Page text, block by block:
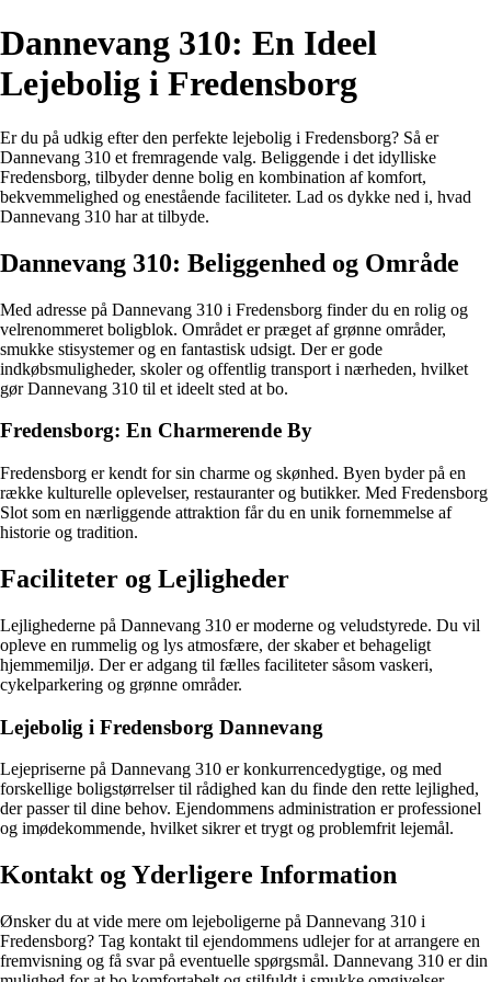
Dannevang 310: En Ideel
Lejebolig i Fredensborg
Er du på udkig efter den perfekte lejebolig i Fredensborg? Så er
Dannevang 310 et fremragende valg. Beliggende i det idylliske
Fredensborg, tilbyder denne bolig en kombination af komfort,
bekvemmelighed og enestående faciliteter. Lad os dykke ned i, hvad
Dannevang 310 har at tilbyde.
Dannevang 310: Beliggenhed og Område
Med adresse på Dannevang 310 i Fredensborg finder du en rolig og
velrenommeret boligblok. Området er præget af grønne områder,
smukke stisystemer og en fantastisk udsigt. Der er gode
indkøbsmuligheder, skoler og offentlig transport i nærheden, hvilket
gør Dannevang 310 til et ideelt sted at bo.
Fredensborg: En Charmerende By
Fredensborg er kendt for sin charme og skønhed. Byen byder på en
række kulturelle oplevelser, restauranter og butikker. Med Fredensborg
Slot som en nærliggende attraktion får du en unik fornemmelse af
historie og tradition.
Faciliteter og Lejligheder
Lejlighederne på Dannevang 310 er moderne og veludstyrede. Du vil
opleve en rummelig og lys atmosfære, der skaber et behageligt
hjemmemiljø. Der er adgang til fælles faciliteter såsom vaskeri,
cykelparkering og grønne områder.
Lejebolig i Fredensborg Dannevang
Lejepriserne på Dannevang 310 er konkurrencedygtige, og med
forskellige boligstørrelser til rådighed kan du finde den rette lejlighed,
der passer til dine behov. Ejendommens administration er professionel
og imødekommende, hvilket sikrer et trygt og problemfrit lejemål.
Kontakt og Yderligere Information
Ønsker du at vide mere om lejeboligerne på Dannevang 310 i
Fredensborg? Tag kontakt til ejendommens udlejer for at arrangere en
fremvisning og få svar på eventuelle spørgsmål. Dannevang 310 er din